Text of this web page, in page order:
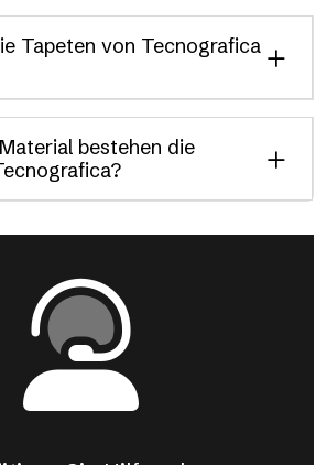
Tapeten von Tecnografica
bestehen die